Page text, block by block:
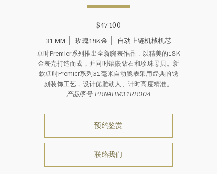
$47,100
31 MM
玫瑰18K金 自动上链机械机芯
卓时Premier系列推出全新腕表作品，以精美的18K
金表壳打造而成，并同时镶嵌钻石和珍珠母贝。新
款卓时Premier系列31毫米自动腕表采用经典的镌
刻装饰工艺，设计优雅动人、计时高度精准。
产品序号: PRNAHM31RR004
预约鉴赏
联络我们